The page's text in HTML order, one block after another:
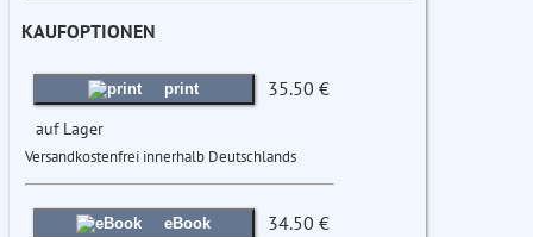
KAUFOPTIONEN
print 35.50 €
auf Lager
Versandkostenfrei innerhalb Deutschlands
eBook 34.50 €